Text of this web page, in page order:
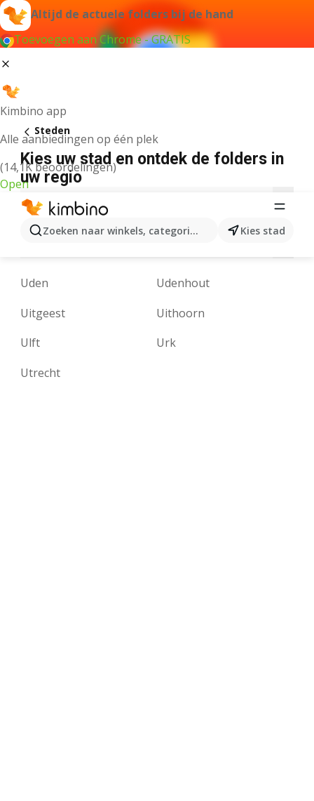
Altijd de actuele folders bij de hand
Toevoegen aan Chrome - GRATIS
Kimbino app
Alle aanbiedingen op één plek
(14,1K beoordelingen)
Open
Zoeken naar winkels, categorieën, producten...
Kies stad
Steden
Kies uw stad en ontdek de folders in
uw regio
A B C J
M
N O P R S T U V W
Uden
Udenhout
Uitgeest
Uithoorn
Ulft
Urk
Utrecht